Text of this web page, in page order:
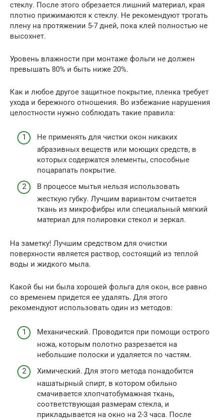
стеклу. После этого обрезается лишний материал, края
плотно прижимаются к стеклу. Не рекомендуют трогать
плену на протяжении 5-7 дней, пока клей полностью не
высохнет.
Уровень влажности при монтаже фольги не должен
превышать 80% и быть ниже 20%.
Как и любое другое защитное покрытие, пленка требует
ухода и бережного отношения. Во избежание нарушения
целостности нужно соблюдать такие правила:
Не применять для чистки окон никаких
абразивных веществ или моющих средств, в
которых содержатся элементы, способные
поцарапать покрытие.
В процессе мытья нельзя использовать
жесткую губку. Лучшим вариантом считается
ткань из микрофибры или специальный мягкий
материал для полировки стекол и зеркал.
На заметку! Лучшим средством для очистки
поверхности является раствор, состоящий из теплой
воды и жидкого мыла.
Какой бы ни была хорошей фольга для окон, все равно
со временем придется ее удалять. Для этого
рекомендуют использовать один из методов:
Механический. Проводится при помощи острого
ножа, которым полотно разрезается на
небольшие полоски и удаляется по частям.
Химический. Для этого метода понадобится
нашатырный спирт, в котором обильно
смачивается хлопчатобумажная ткань,
соответствующая размерам стекла, и
прикладывается на окно на 2-3 часа. После